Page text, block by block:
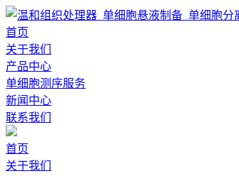
首页
关于我们
产品中心
单细胞测序服务
新闻中心
联系我们
首页
关于我们